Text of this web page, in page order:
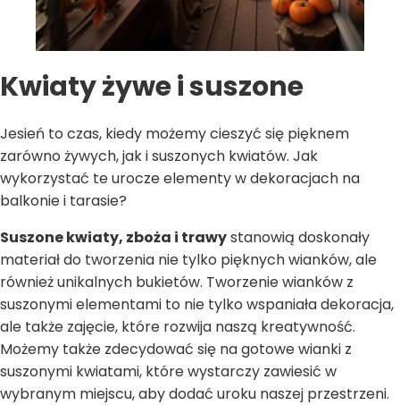
Kwiaty żywe i suszone
Jesień to czas, kiedy możemy cieszyć się pięknem
zarówno żywych, jak i suszonych kwiatów. Jak
wykorzystać te urocze elementy w dekoracjach na
balkonie i tarasie?
Suszone kwiaty, zboża i trawystanowią doskonały
materiał do tworzenia nie tylko pięknych wianków, ale
również unikalnych bukietów. Tworzenie wianków z
suszonymi elementami to nie tylko wspaniała dekoracja,
ale także zajęcie, które rozwija naszą kreatywność.
Możemy także zdecydować się na gotowe wianki z
suszonymi kwiatami, które wystarczy zawiesić w
wybranym miejscu, aby dodać uroku naszej przestrzeni.